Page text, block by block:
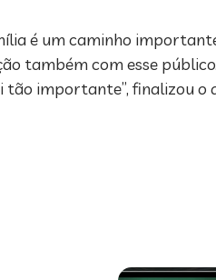
é um caminho
também com esse
tão importante”, finalizou o